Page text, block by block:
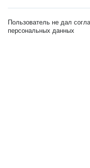
Пользователь не дал
персональных данных